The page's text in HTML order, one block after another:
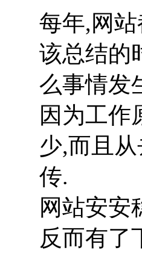
每年,网
该总结的
么事情发
因为工作
少,而且
传.
网站安安
反而有了